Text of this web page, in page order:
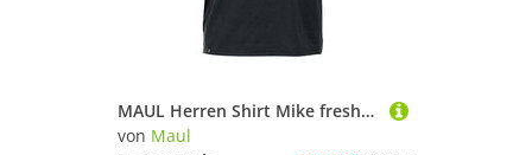
MAUL Herren Shirt Mike fresh-1/2 T-Shirt+Print
von Maul